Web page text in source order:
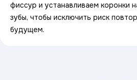
фиссур и устанавливаем коронки
зубы, чтобы исключить риск
будущем.